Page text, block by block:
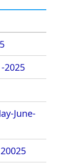
2025
June-